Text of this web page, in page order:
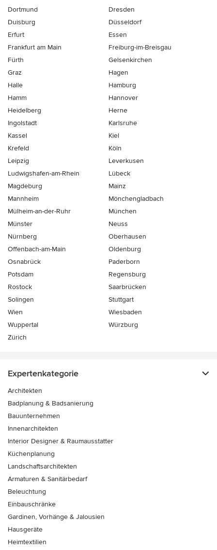
Dortmund
Dresden
Duisburg
Düsseldorf
Erfurt
Essen
Frankfurt am Main
Freiburg-im-Breisgau
Fürth
Gelsenkirchen
Graz
Hagen
Halle
Hamburg
Hamm
Hannover
Heidelberg
Herne
Ingolstadt
Karlsruhe
Kassel
Kiel
Krefeld
Köln
Leipzig
Leverkusen
Ludwigshafen-am-Rhein
Lübeck
Magdeburg
Mainz
Mannheim
Mönchen­gladbach
Mülheim-an-der-Ruhr
München
Münster
Neuss
Nürnberg
Oberhausen
Offenbach-am-Main
Oldenburg
Osnabrück
Paderborn
Potsdam
Regensburg
Rostock
Saarbrücken
Solingen
Stuttgart
Wien
Wiesbaden
Wuppertal
Würzburg
Zürich
Expertenkategorie
Architekten
Badplanung & Badsanierung
Bauunternehmen
Innenarchitekten
Interior Designer & Raumausstatter
Küchenplanung
Landschaftsarchitekten
Armaturen & Sanitärbedarf
Beleuchtung
Einbauschränke
Gardinen, Vorhänge & Jalousien
Hausgeräte
Heimtextilien